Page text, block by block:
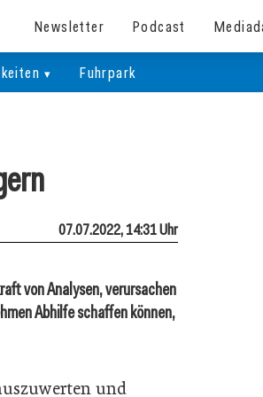
Newsletter Podcast
Fuhrpark
07.07.2022, 14:31 Uhr
von Analysen, verursachen
Abhilfe schaffen können,
und